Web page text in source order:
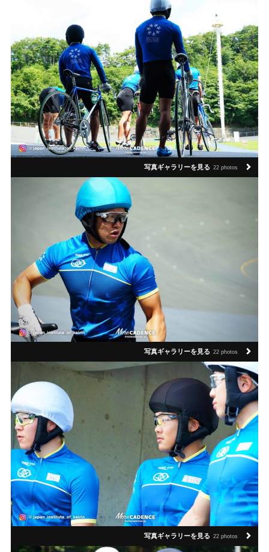
写真ギャラリーを見る 22 photos
写真ギャラリーを見る 22 photos
写真ギャラリーを見る 22 photos